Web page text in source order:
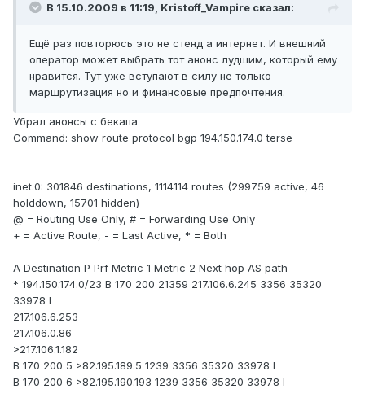
В 15.10.2009 в 11:19, Kristoff_Vampire сказал:
Ещё раз повторюсь это не стенд а интернет. И внешний
оператор может выбрать тот анонс лудшим, который ему
нравится. Тут уже вступают в силу не только
маршрутизация но и финансовые предпочтения.
Убрал анонсы с бекапа
Command: show route protocol bgp 194.150.174.0 terse
inet.0: 301846 destinations, 1114114 routes (299759 active, 46
holddown, 15701 hidden)
@ = Routing Use Only, # = Forwarding Use Only
+ = Active Route, - = Last Active, * = Both
A Destination P Prf Metric 1 Metric 2 Next hop AS path
* 194.150.174.0/23 B 170 200 21359 217.106.6.245 3356 35320
33978 I
217.106.6.253
217.106.0.86
>217.106.1.182
B 170 200 5 >82.195.189.5 1239 3356 35320 33978 I
B 170 200 6 >82.195.190.193 1239 3356 35320 33978 I